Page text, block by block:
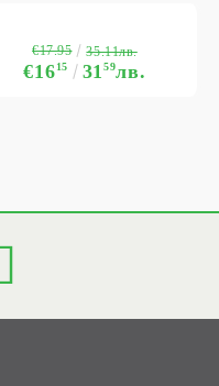
€1615 3159лв.
€17.95 35.11лв.